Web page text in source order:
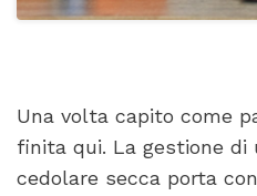
Una volta capito come
finita qui. La gestione
cedolare secca porta